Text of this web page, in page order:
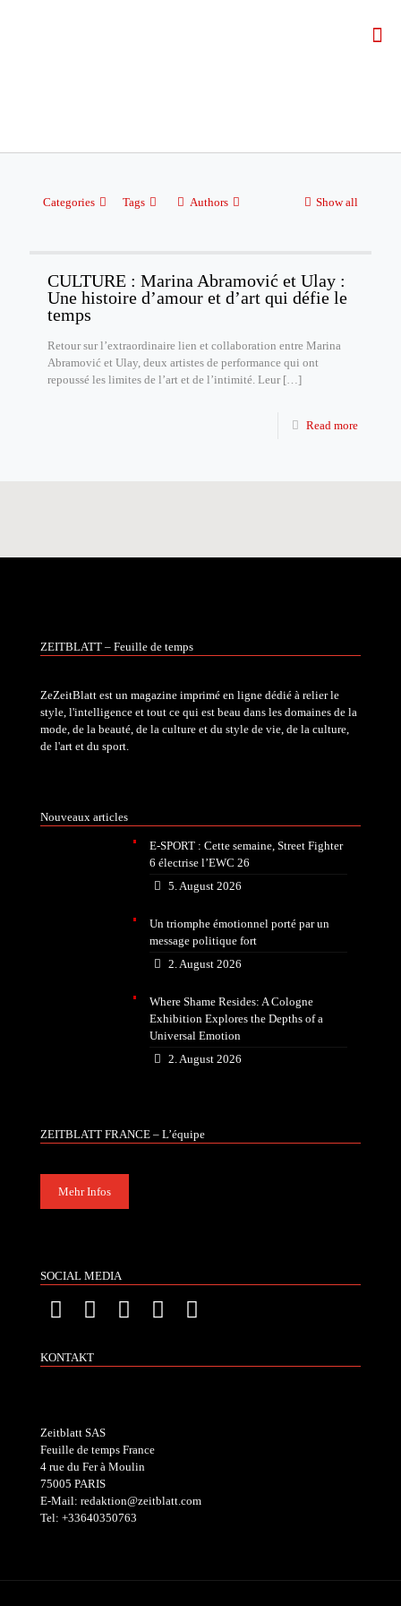
Categories Tags Authors Show all
CULTURE : Marina Abramović et Ulay :
Une histoire d’amour et d’art qui défie le
temps
Retour sur l’extraordinaire lien et collaboration entre Marina
Abramović et Ulay, deux artistes de performance qui ont
repoussé les limites de l’art et de l’intimité. Leur[…]
Read more
ZEITBLATT – Feuille de temps
ZeZeitBlatt est un magazine imprimé en ligne dédié à relier le
style, l'intelligence et tout ce qui est beau dans les domaines de la
mode, de la beauté, de la culture et du style de vie, de la culture,
de l'art et du sport.
Nouveaux articles
E-SPORT : Cette semaine, Street Fighter
6 électrise l’EWC 26
5. August 2026
Un triomphe émotionnel porté par un
message politique fort
2. August 2026
Where Shame Resides: A Cologne
Exhibition Explores the Depths of a
Universal Emotion
2. August 2026
ZEITBLATT FRANCE – L’équipe
Mehr Infos
SOCIAL MEDIA
KONTAKT
Zeitblatt SAS
Feuille de temps France
4 rue du Fer à Moulin
75005 PARIS
E-Mail: redaktion@zeitblatt.com
Tel: +33640350763